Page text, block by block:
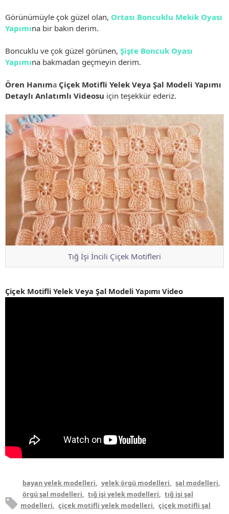
Görünümüyle çok güzel olan, Ortası Boncuklu Mekik Oyası
Yapımına bir bakın derim.
Boncuklu ve çok güzel görünen, Şişte Boncuk Oyası
Yapımına bakmadan geçmeyin derim.
Ören Hanıma Çiçek Motifli Yelek Veya Şal Modeli Yapımı
Detaylı Anlatımlı Videosu için teşekkür ederiz.
Tığ İşi İncili Çiçek Motifleri
Çiçek Motifli Yelek Veya Şal Modeli Yapımı Video
bayan yelek modelleri, yelek örgü modelleri, şal modelleri,
örgü şal modelleri, tığ işi yelek modelleri, tığ işi şal
modelleri, çiçek motifli yelek modelleri, çiçek motifli şal